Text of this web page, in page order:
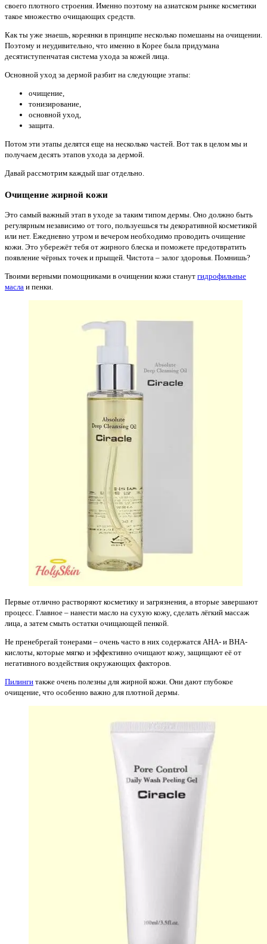
своего плотного строения. Именно поэтому на азиатском рынке косметики
такое множество очищающих средств.
Как ты уже знаешь, кореянки в принципе несколько помешаны на очищении.
Поэтому и неудивительно, что именно в Корее была придумана
десятиступенчатая система ухода за кожей лица.
Основной уход за дермой разбит на следующие этапы:
очищение,
тонизирование,
основной уход,
защита.
Потом эти этапы делятся еще на несколько частей. Вот так в целом мы и
получаем десять этапов ухода за дермой.
Давай рассмотрим каждый шаг отдельно.
Очищение жирной кожи
Это самый важный этап в уходе за таким типом дермы. Оно должно быть
регулярным независимо от того, пользуешься ты декоративной косметикой
или нет. Ежедневно утром и вечером необходимо проводить очищение
кожи. Это убережёт тебя от жирного блеска и поможете предотвратить
появление чёрных точек и прыщей. Чистота – залог здоровья. Помнишь?
Твоими верными помощниками в очищении кожи станут гидрофильные
масла и пенки.
Первые отлично растворяют косметику и загрязнения, а вторые завершают
процесс. Главное – нанести масло на сухую кожу, сделать лёгкий массаж
лица, а затем смыть остатки очищающей пенкой.
Не пренебрегай тонерами – очень часто в них содержатся AHA- и ВHA-
кислоты, которые мягко и эффективно очищают кожу, защищают её от
негативного воздействия окружающих факторов.
Пилинги также очень полезны для жирной кожи. Они дают глубокое
очищение, что особенно важно для плотной дермы.